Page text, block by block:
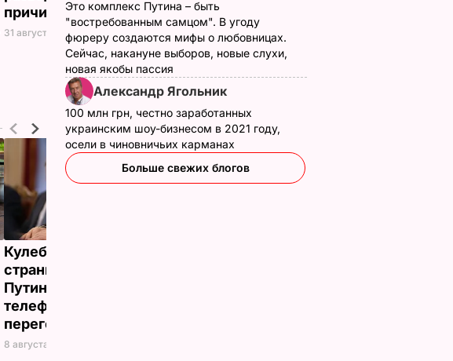
причины
31 августа, 15.21 СКАНДАЛЫ
Кулеба рассказал о
странной манере
Путина вести
телефонные
переговоры
8 августа, 10.25
Это комплекс Путина – быть
"востребованным самцом". В угоду
фюреру создаются мифы о любовницах.
Сейчас, накануне выборов, новые слухи,
новая якобы пассия
Александр Ягольник
100 млн грн, честно заработанных
украинским шоу-бизнесом в 2021 году,
осели в чиновничьих карманах
Больше свежих блогов